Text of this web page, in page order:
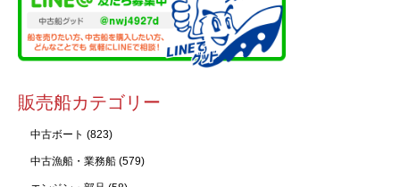
販売船カテゴリー
中古ボート (823)
中古漁船・業務船 (579)